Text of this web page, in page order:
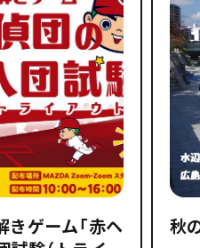
ゲーム「赤ヘ
秋